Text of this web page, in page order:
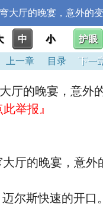
中 小 护眼
上一章 目录 下一
厅的晚宴，意外
举报』
厅的晚宴，意外
尔斯快速的开口。